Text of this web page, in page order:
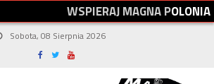
WSPIERAJMAGNAPOLONIA
Sobota, 08 Sierpnia 2026